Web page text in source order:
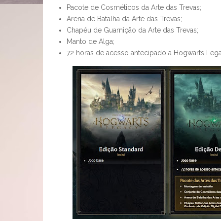
Pacote de Cosméticos da Arte das Trevas;
Arena de Batalha da Arte das Trevas;
Chapéu de Guarnição da Arte das Trevas;
Manto de Alga;
72 horas de acesso antecipado a Hogwarts